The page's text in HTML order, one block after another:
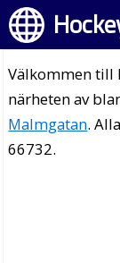
Välkommen till
närheten av
Malmgatan.
66732.